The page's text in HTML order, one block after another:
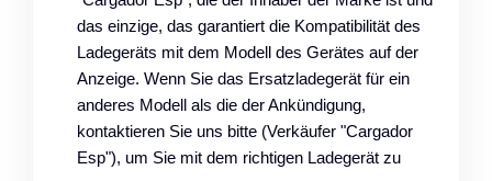
das einzige, das garantiert die Kompatibilität des
Ladegeräts mit dem Modell des Gerätes auf der
Anzeige. Wenn Sie das Ersatzladegerät für ein
anderes Modell als die der Ankündigung,
kontaktieren Sie uns bitte (Verkäufer "Cargador
Esp"), um Sie mit dem richtigen Ladegerät zu